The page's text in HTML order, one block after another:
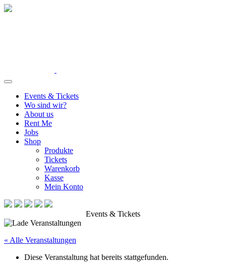
Events & Tickets
Wo sind wir?
About us
Rent Me
Jobs
Shop
Produkte
Tickets
Warenkorb
Kasse
Mein Konto
Events & Tickets
« Alle Veranstaltungen
Diese Veranstaltung hat bereits stattgefunden.